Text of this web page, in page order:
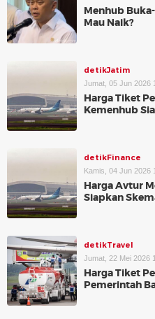
Menhub
Mau Naik?
detikJatim
Jumat, 05 Jun 2026
Harga Tiket
Kemenhub
detikFinance
Kamis, 04 Jun 2026
Harga Avtur
Siapkan
detikTravel
Jumat, 22 Mei 2026
Harga Tiket
Pemerintah